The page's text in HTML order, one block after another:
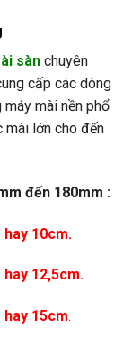
sàn chuyên
cấp các dòng
mài nền phổ
mài lớn cho đến
đến 180mm :
hay 10cm.
hay 12,5cm.
hay 15cm.